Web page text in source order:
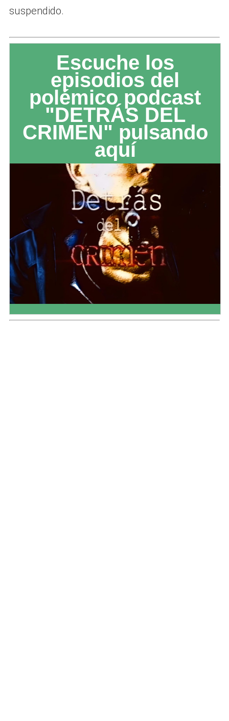
suspendido.
Escuche los
episodios del
polémico podcast
"DETRÁS DEL
CRIMEN" pulsando
aquí